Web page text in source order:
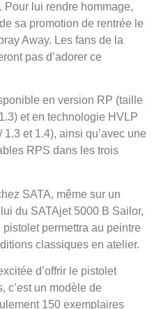
lui rendre hommage,
sa promotion de rentrée le
Away. Les fans de la
pas d’adorer ce
en version RP (taille
et en technologie HVLP
1.3 et 1.4), ainsi qu’avec une
RPS dans les trois
SATA, même sur un
du SATAjet 5000 B Sailor,
permettra au peintre
classiques en atelier.
d’offrir le pistolet
c’est un modèle de
150 exemplaires